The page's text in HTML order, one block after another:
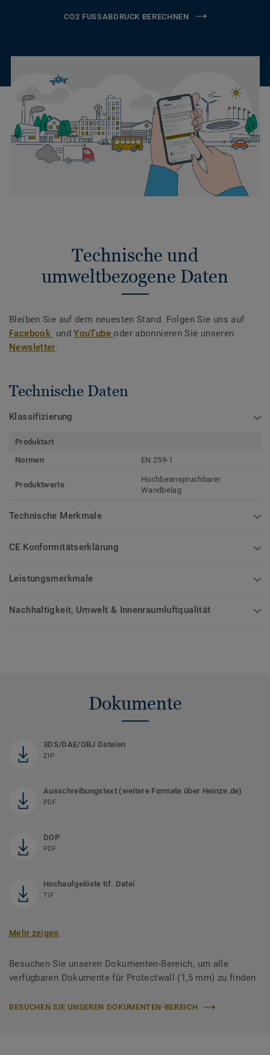
CO2 FUSSABDRUCK BERECHNEN
Technische und
umweltbezogene Daten
Bleiben Sie auf dem neuesten Stand. Folgen Sie uns auf
Facebook undYouTubeoder abonnieren Sie unseren
Newsletter.
Technische Daten
Klassifizierung
Produktart
Normen
EN 259-1
Produktwerte
Hochbeanspruchbarer
Wandbelag
Technische Merkmale
CE Konformitätserklärung
Leistungsmerkmale
Nachhaltigkeit, Umwelt & Innenraumluftqualität
Dokumente
3DS/DAE/OBJ Dateien
ZIP
Ausschreibungstext (weitere Formate über Heinze.de)
PDF
DOP
PDF
Hochaufgelöste tif. Datei
TIF
Mehr zeigen
Besuchen Sie unseren Dokumenten-Bereich, um alle
verfügbaren Dokumente für Protectwall (1,5 mm) zu finden
BESUCHEN SIE UNSEREN DOKUMENTEN-BEREICH